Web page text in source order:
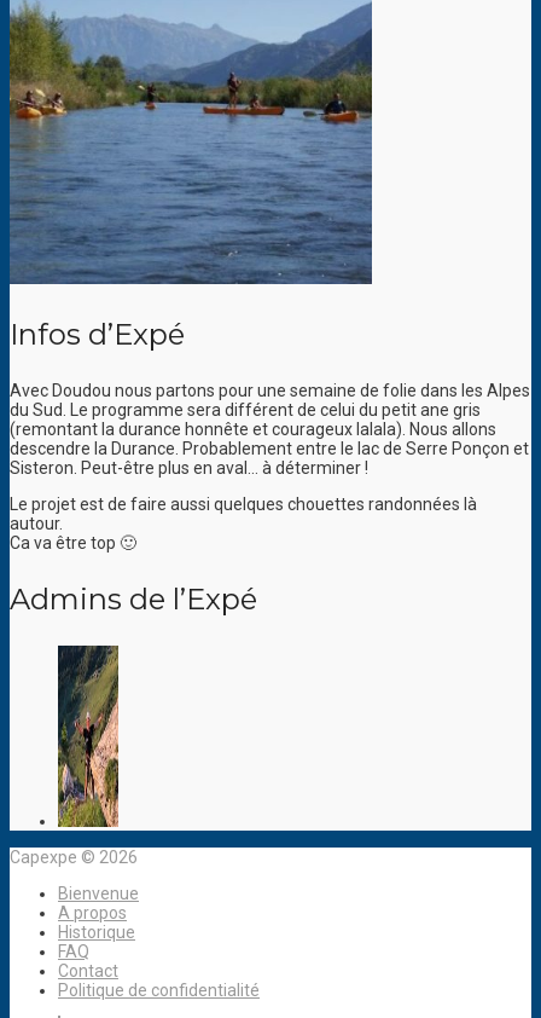
Infos d’Expé
Avec Doudou nous partons pour une semaine de folie dans les Alpes
du Sud. Le programme sera différent de celui du petit ane gris
(remontant la durance honnête et courageux lalala). Nous allons
descendre la Durance. Probablement entre le lac de Serre Ponçon et
Sisteron. Peut-être plus en aval… à déterminer !
Le projet est de faire aussi quelques chouettes randonnées là
autour.
Ca va être top 🙂
Admins de l’Expé
Capexpe © 2026
Bienvenue
A propos
Historique
FAQ
Contact
Politique de confidentialité